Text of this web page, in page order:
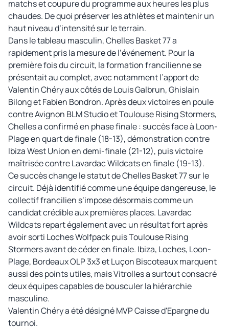
matchs et coupure du programme aux heures les plus
chaudes. De quoi préserver les athlètes et maintenir un
haut niveau d’intensité sur le terrain.
Dans le tableau masculin, Chelles Basket 77 a
rapidement pris la mesure de l’événement. Pour la
première fois du circuit, la formation francilienne se
présentait au complet, avec notamment l’apport de
Valentin Chéry aux côtés de Louis Galbrun, Ghislain
Bilong et Fabien Bondron. Après deux victoires en poule
contre Avignon BLM Studio et Toulouse Rising Stormers,
Chelles a confirmé en phase finale : succès face à Loon-
Plage en quart de finale (18-13), démonstration contre
Ibiza West Union en demi-finale (21-12), puis victoire
maîtrisée contre Lavardac Wildcats en finale (19-13).
Ce succès change le statut de Chelles Basket 77 sur le
circuit. Déjà identifié comme une équipe dangereuse, le
collectif francilien s’impose désormais comme un
candidat crédible aux premières places. Lavardac
Wildcats repart également avec un résultat fort après
avoir sorti Loches Wolfpack puis Toulouse Rising
Stormers avant de céder en finale. Ibiza, Loches, Loon-
Plage, Bordeaux OLP 3x3 et Luçon Biscoteaux marquent
aussi des points utiles, mais Vitrolles a surtout consacré
deux équipes capables de bousculer la hiérarchie
masculine.
Valentin Chéry a été désigné MVP Caisse d'Epargne du
tournoi.